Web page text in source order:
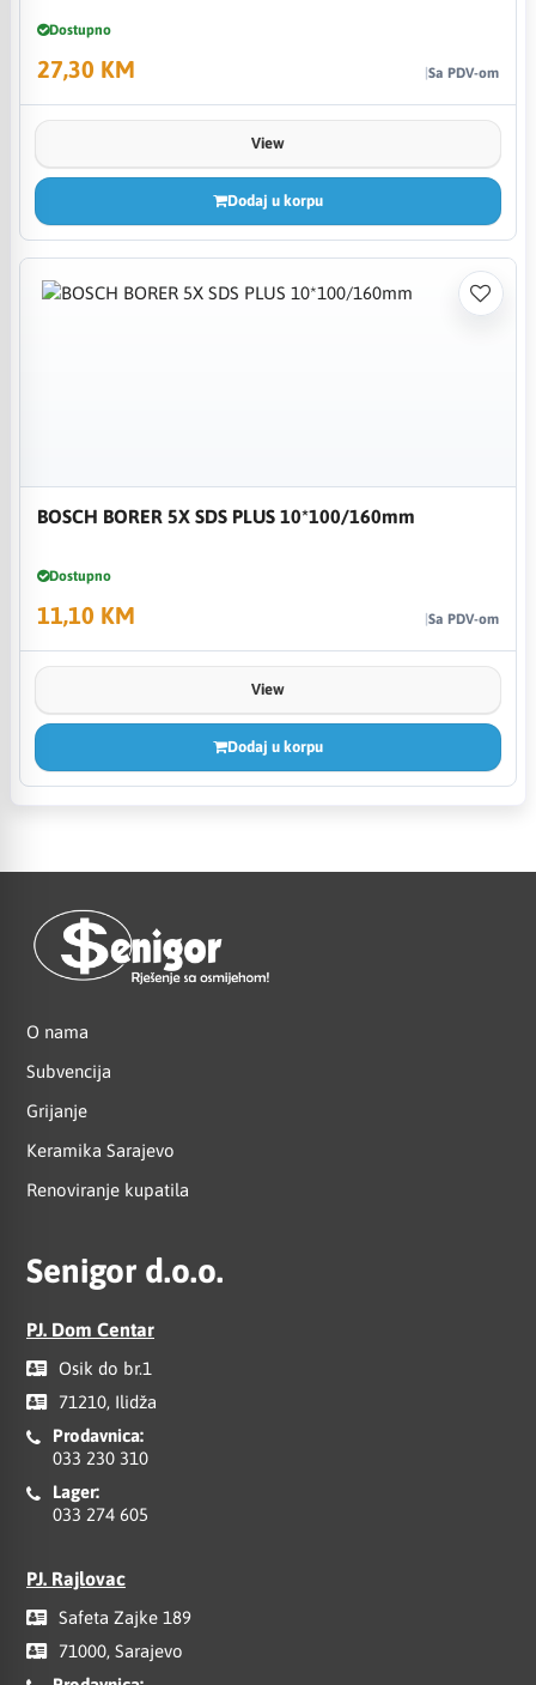
Dostupno
27,30 KM Sa PDV-om
View
Dodaj u korpu
BOSCH BORER 5X SDS PLUS 10*100/160mm
Dostupno
11,10 KM Sa PDV-om
View
Dodaj u korpu
O nama
Subvencija
Grijanje
Keramika Sarajevo
Renoviranje kupatila
Senigor d.o.o.
PJ. Dom Centar
Osik do br.1
71210, Ilidža
Prodavnica:
033 230 310
Lager:
033 274 605
PJ. Rajlovac
Safeta Zajke 189
71000, Sarajevo